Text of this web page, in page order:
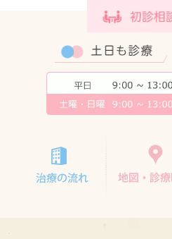
治療の流れ